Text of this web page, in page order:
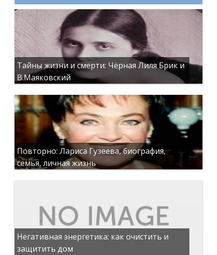
Тайны жизни и смерти: Чёрная Лиля Брик и
В.Маяковский
Повторно: Лариса Гузеева, биография,
семья, личная жизнь
Негативная энергетика: как очистить и
защитить дом